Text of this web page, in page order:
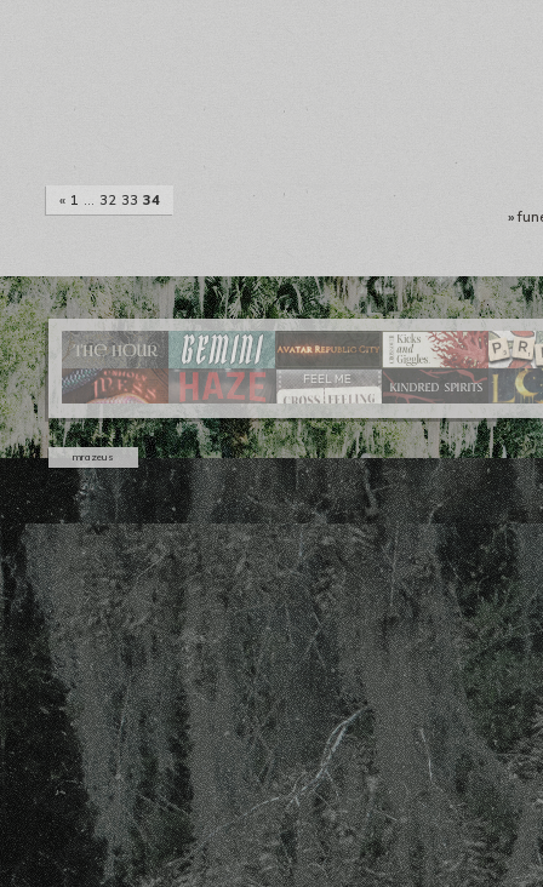
« 1 … 32 33 34
»
mrazeus